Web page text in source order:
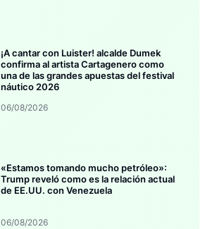
¡A cantar con Luister! alcalde Dumek
confirma al artista Cartagenero como
una de las grandes apuestas del festival
náutico 2026
06/08/2026
«Estamos tomando mucho petróleo»:
Trump reveló como es la relación actual
de EE.UU. con Venezuela
06/08/2026